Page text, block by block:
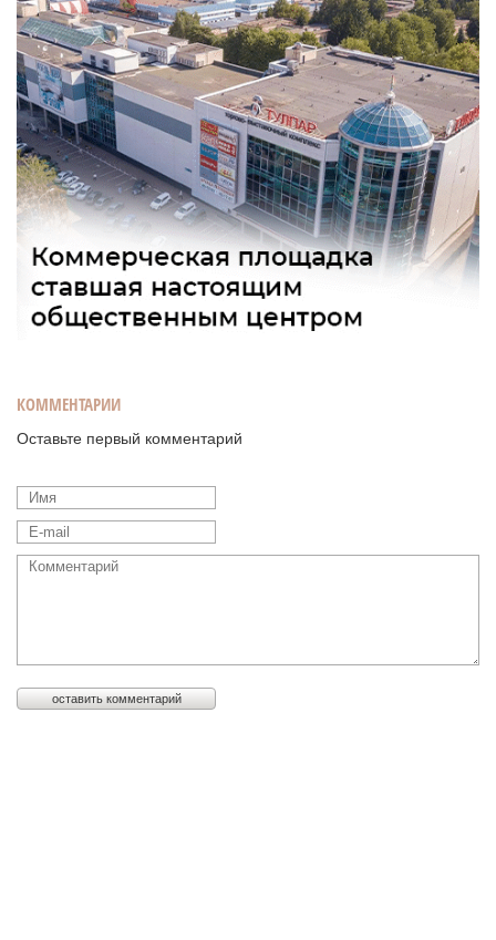
КОММЕНТАРИИ
Оставьте первый комментарий